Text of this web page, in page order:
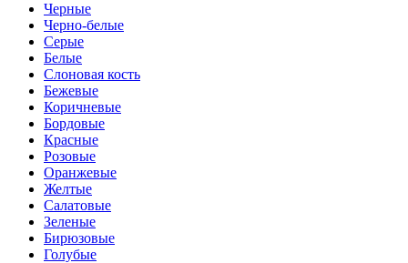
Черные
Черно-белые
Серые
Белые
Слоновая кость
Бежевые
Коричневые
Бордовые
Красные
Розовые
Оранжевые
Желтые
Салатовые
Зеленые
Бирюзовые
Голубые